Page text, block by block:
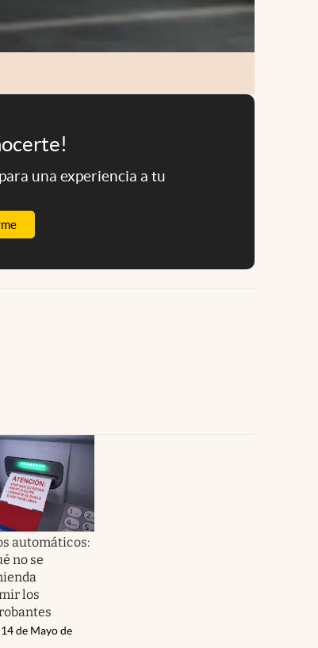
una experiencia a tu
automáticos:
no se
los
de Mayo de